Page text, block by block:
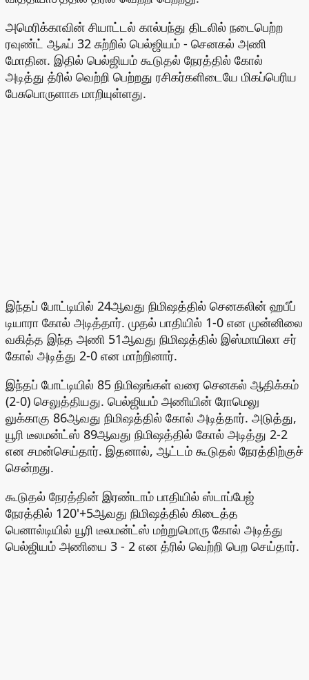
அமெரிக்காவின் சியாட்டல் கால்பந்து திடலில் நடைபெற்ற
ரவுண்ட் ஆஃப் 32 சுற்றில் பெல்ஜியம் - செனகல் அணி
மோதின. இதில் பெல்ஜியம் கூடுதல் நேரத்தில் கோல்
அடித்து த்ரில் வெற்றி பெற்றது ரசிகர்களிடையே மிகப்பெரிய
பேசுபொருளாக மாறியுள்ளது.
இந்தப் போட்டியில் 24ஆவது நிமிஷத்தில் செனகலின் ஹபீப்
டியாரா கோல் அடித்தார். முதல் பாதியில் 1-0 என முன்னிலை
வகித்த இந்த அணி 51ஆவது நிமிஷத்தில் இஸ்மாயிலா சர்
கோல் அடித்து 2-0 என மாற்றினார்.
இந்தப் போட்டியில் 85 நிமிஷங்கள் வரை செனகல் ஆதிக்கம்
(2-0) செலுத்தியது. பெல்ஜியம் அணியின் ரோமெலு
லுக்காகு 86ஆவது நிமிஷத்தில் கோல் அடித்தார். அடுத்து,
யூரி டீலமன்ட்ஸ் 89ஆவது நிமிஷத்தில் கோல் அடித்து 2-2
என சமன்செய்தார். இதனால், ஆட்டம் கூடுதல் நேரத்திற்குச்
சென்றது.
கூடுதல் நேரத்தின் இரண்டாம் பாதியில் ஸ்டாப்பேஜ்
நேரத்தில் 120'+5ஆவது நிமிஷத்தில் கிடைத்த
பெனால்டியில் யூரி டீலமன்ட்ஸ் மற்றுமொரு கோல் அடித்து
பெல்ஜியம் அணியை 3 - 2 என த்ரில் வெற்றி பெற செய்தார்.